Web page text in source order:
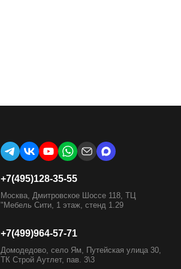
+7(495)128-35-55
Москва, Дмитровское Шоссе 118, ТЦ
"Мебель Сити, 1 этаж, стенд 1.29
+7(499)964-57-71
Домодедово, село Ям, Путейская улица 30,
ТК Строй Аутлет, пав. 3\3